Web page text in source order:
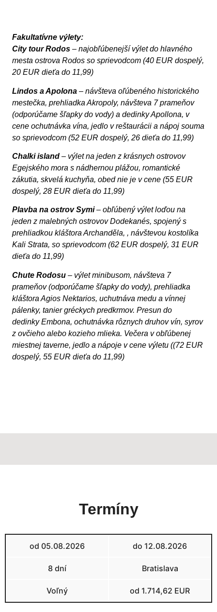
Fakultatívne výlety:
City tour Rodos – najobľúbenejší výlet do hlavného
mesta ostrova Rodos so sprievodcom (40 EUR dospelý,
20 EUR dieťa do 11,99)
Lindos a Apolona – návšteva oľúbeného historického
mestečka, prehliadka Akropoly, návšteva 7 prameňov
(odporúčame šľapky do vody) a dedinky Apollona, v
cene ochutnávka vína, jedlo v reštaurácii a nápoj souma
so sprievodcom (52 EUR dospelý, 26 dieťa do 11,99)
Chalki island – výlet na jeden z krásnych ostrovov
Egejského mora s nádhernou plážou, romantické
zákutia, skvelá kuchyňa, obed nie je v cene (55 EUR
dospelý, 28 EUR dieťa do 11,99)
Plavba na ostrov Symi– obľúbený výlet loďou na
jeden z malebných ostrovov Dodekanés, spojený s
prehliadkou kláštora Archanděla, , návštevou kostolíka
Kali Strata, so sprievodcom (62 EUR dospelý, 31 EUR
dieťa do 11,99)
Chute Rodosu – výlet minibusom, návšteva 7
prameňov (odporúčame šľapky do vody), prehliadka
kláštora Agios Nektarios, uchutnáva medu a vínnej
pálenky, tanier gréckych predkrmov. Presun do
dedinky Embona, ochutnávka rôznych druhov vín, syrov
z ovčieho alebo kozieho mlieka. Večera v obľúbenej
miestnej taverne, jedlo a nápoje v cene výletu ((72 EUR
dospelý, 55 EUR dieťa do 11,99)
Termíny
od 05.08.2026 do 12.08.2026
8 dní Bratislava
Voľný od 1.714,62 EUR